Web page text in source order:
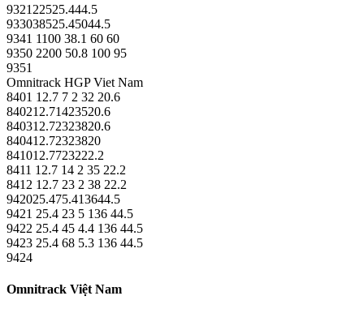
932122525.444.5
933038525.45044.5
9341 1100 38.1 60 60
9350 2200 50.8 100 95
9351
Omnitrack HGP Viet Nam
8401 12.7 7 2 32 20.6
840212.71423520.6
840312.72323820.6
840412.72323820
841012.7723222.2
8411 12.7 14 2 35 22.2
8412 12.7 23 2 38 22.2
942025.475.413644.5
9421 25.4 23 5 136 44.5
9422 25.4 45 4.4 136 44.5
9423 25.4 68 5.3 136 44.5
9424
Omnitrack Việt Nam